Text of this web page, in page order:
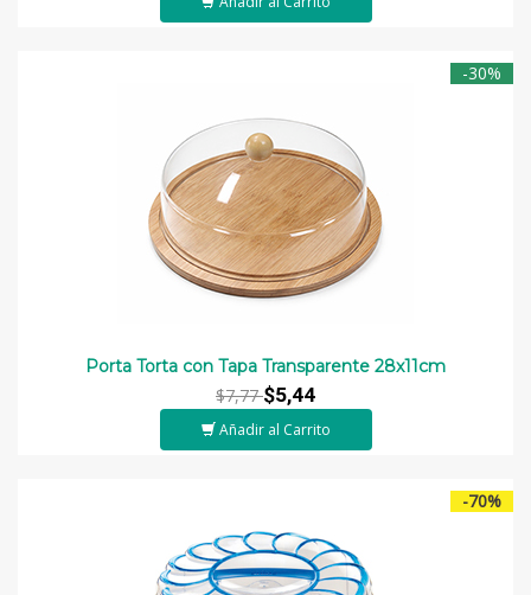
-30%
Porta Torta con Tapa Transparente 28x11cm
$7,77$5,44
Añadir al Carrito
-70%